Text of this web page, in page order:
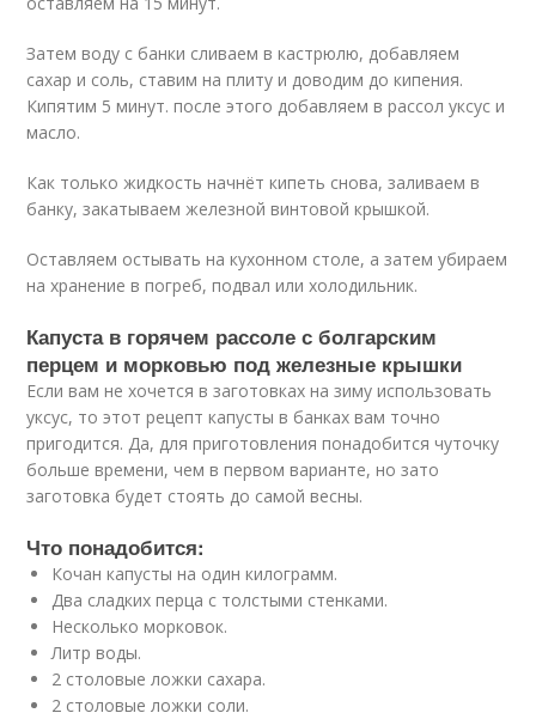
Затем воду с банки сливаем в кастрюлю, добавляем
сахар и соль, ставим на плиту и доводим до кипения.
Кипятим 5 минут. после этого добавляем в рассол уксус и
масло.
Как только жидкость начнёт кипеть снова, заливаем в
банку, закатываем железной винтовой крышкой.
Оставляем остывать на кухонном столе, а затем убираем
на хранение в погреб, подвал или холодильник.
Капуста в горячем рассоле с болгарским
перцем и морковью под железные крышки
Если вам не хочется в заготовках на зиму использовать
уксус, то этот рецепт капусты в банках вам точно
пригодится. Да, для приготовления понадобится чуточку
больше времени, чем в первом варианте, но зато
заготовка будет стоять до самой весны.
Что понадобится:
Кочан капусты на один килограмм.
Два сладких перца с толстыми стенками.
Несколько морковок.
Литр воды.
2 столовые ложки сахара.
2 столовые ложки соли.